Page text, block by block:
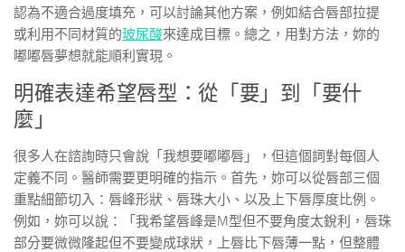
認為不適合過度填充，可以討論其他方案，例如結合唇部拉提
或利用不同材質的玻尿酸來達成目標。總之，用對方法，妳的
嘟嘟唇夢想就能順利實現。
明確表達希望唇型：從「要」到「要什
麼」
很多人在諮詢時只會說「我想要嘟嘟唇」，但這個詞對每個人
定義不同。醫師需要更明確的指示。首先，妳可以從唇部三個
重點細節切入：唇峰形狀、唇珠大小、以及上下唇厚度比例。
例如，妳可以說：「我希望唇峰是M型但不要角度太銳利，唇珠
部分要微微隆起但不要變成球狀，上唇比下唇薄一點，但整體